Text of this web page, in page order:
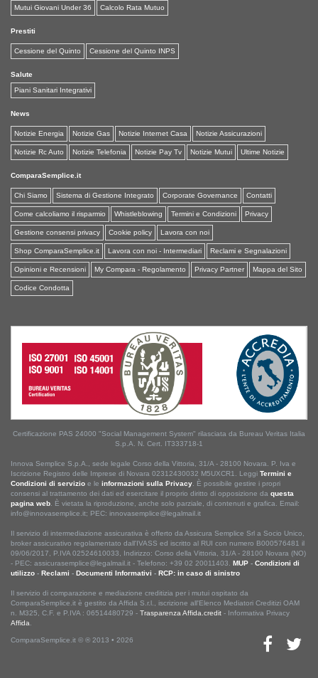
Mutui Giovani Under 36 Calcolo Rata Mutuo
Prestiti
Cessione del Quinto Cessione del Quinto INPS
Salute
Piani Sanitari Integrativi
News
Notizie Energia Notizie Gas Notizie Internet Casa Notizie Assicurazioni
Notizie Rc Auto Notizie Telefonia Notizie Pay Tv Notizie Mutui Ultime Notizie
ComparaSemplice.it
Chi Siamo Sistema di Gestione Integrato Corporate Governance Contatti
Come calcoliamo il risparmio Whistleblowing Termini e Condizioni Privacy
Gestione consensi privacy Cookie policy Lavora con noi
Shop ComparaSemplice.it Lavora con noi - Intermediari Reclami e Segnalazioni
Opinioni e Recensioni My Compara - Regolamento Privacy Partner Mappa del Sito
Codice Condotta
Certificazione PAS 24000 "Social Management System" rilasciata da Bureau Veritas Italia
S.p.A. N. Cert. IT333718-1
Innova Semplice S.p.A., sede legale Corso della Vittoria, 31/A - 28100 Novara. P. Iva e
Iscrizione Registro delle Imprese di Novara 02312430032 M5UXCR1. Leggi Termini e
Condizioni di servizio e le informazioni sulla Privacy. È possibile gestire i propri
consensi al trattamento dei dati ed esercitare il proprio diritto di opposizione da questa
pagina web. È vietata la riproduzione, anche solo parziale, di contenuti e grafica. Email:
info@innovasemplice.it; PEC: innovasemplice@legalmail.it
Il servizio di intermediazione assicurativa è offerto da Assicura Semplice Srl a Socio Unico,
broker assicurativo regolamentato dall'IVASS ed iscritto al RUI con numero B000576481 il
09/06/2017, P.IVA 02524610033, Indirizzo: Corso della Vittoria, 31/A - 28100 Novara (NO)
- PEC: assicurasemplice@legalmail.it - Telefono: +39 02 20011403. MUP - Condizioni di
utilizzo - Reclami - Documenti Informativi - RCP: in caso di sinistro
Il servizio di comparazione e mediazione creditizia per i mutui ospitato da
ComparaSemplice.it è gestito da Affida S.r.l., iscrizione all'Elenco Mediatori Creditizi OAM
n. M325, C.F. e P.IVA : 06514480729 - Trasparenza Affida.credit - Informativa Privacy
Affida.
ComparaSemplice.it © ® 2013 • 2026